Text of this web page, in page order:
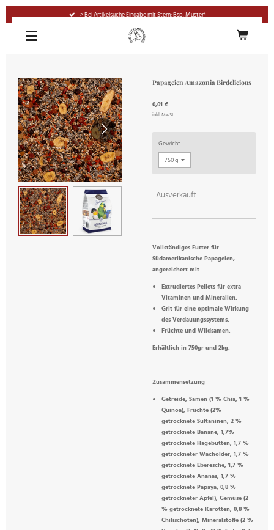
springen
-> Bei Artikelsuche Eingabe mit Stern: Bsp. Muster*
Papageien Amazonia Birdelicious
0,01 €
inkl. MwSt
Gewicht
Ausverkauft
Vollständiges Futter für
Südamerikanische Papageien,
angereichert mit
Extrudiertes Pellets für extra
Vitaminen und Mineralien.
Grit für eine optimale Wirkung
des Verdauungssystems.
Früchte und Wildsamen.
Erhältlich in 750gr und 2kg.
Zusammensetzung
Getreide, Samen (1 % Chia, 1 %
Quinoa), Früchte (2%
getrocknete Sultaninen, 2 %
getrocknete Banane, 1,7%
getrocknete Hagebutten, 1,7 %
getrockneter Wacholder, 1,7 %
getrocknete Eberesche, 1,7 %
getrocknete Ananas, 1,7 %
getrocknete Papaya, 0,8 %
getrockneter Apfel), Gemüse (2
% getrocknete Karotten, 0,8 %
Chilischoten), Mineralstoffe (2 %